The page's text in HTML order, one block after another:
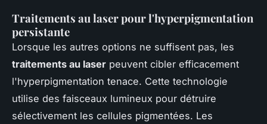
Traitements au laser pour l'hyperpigmentation
persistante
Lorsque les autres options ne suffisent pas, les
traitements au laser peuvent cibler efficacement
l'hyperpigmentation tenace. Cette technologie
utilise des faisceaux lumineux pour détruire
sélectivement les cellules pigmentées. Les